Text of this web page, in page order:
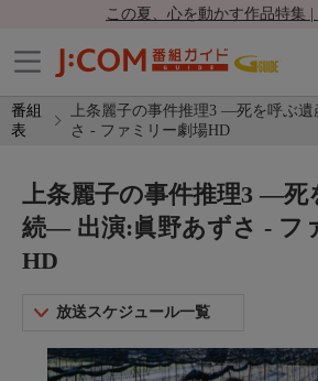
この夏、心を動かす作品特集 |
番組
表
上条麗子の事件推理3 ―死を呼ぶ
さ - ファミリー劇場HD
上条麗子の事件推理3 ―死
続― 出演:眞野あずさ - フ
HD
放送スケジュール一覧